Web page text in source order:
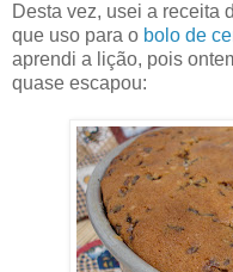
Desta vez, usei a receita
que uso para o bolo de
aprendi a lição, pois
quase escapou: